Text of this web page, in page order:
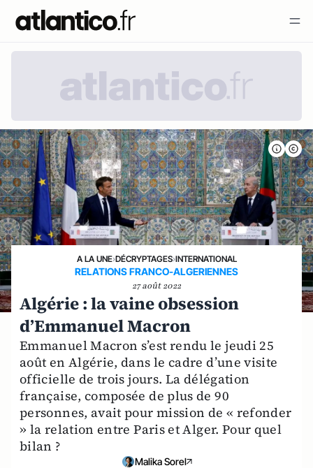
A LA UNE›DÉCRYPTAGES›INTERNATIONAL
RELATIONS FRANCO-ALGERIENNES
27 août 2022
Algérie : la vaine obsession
d’Emmanuel Macron
Emmanuel Macron s’est rendu le jeudi 25
août en Algérie, dans le cadre d’une visite
officielle de trois jours. La délégation
française, composée de plus de 90
personnes, avait pour mission de « refonder
» la relation entre Paris et Alger. Pour quel
bilan ?
Malika Sorel